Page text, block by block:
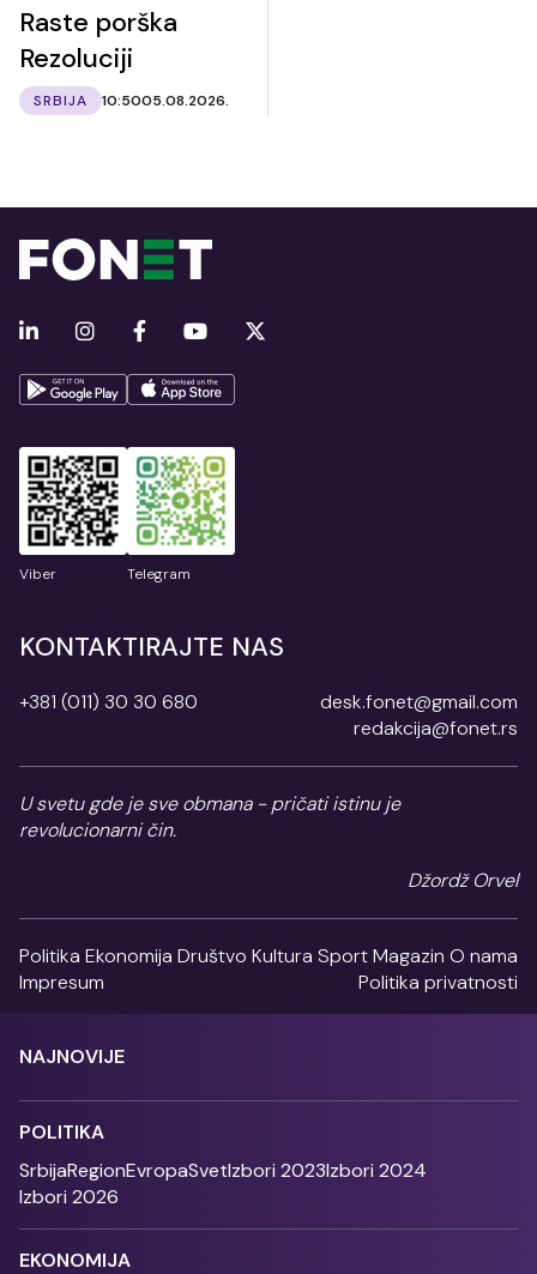
Raste porška
Rezoluciji
SRBIJA 10:5005.08.2026.
Viber Telegram
KONTAKTIRAJTE NAS
+381 (011) 30 30 680
desk.fonet@gmail.com
redakcija@fonet.rs
U svetu gde je sve obmana - pričati istinu je
revolucionarni čin.
Džordž Orvel
Politika Ekonomija Društvo Kultura SportMagazin O nama
Impresum
Politika privatnosti
NAJNOVIJE
POLITIKA
SrbijaRegionEvropaSvetIzbori 2023Izbori 2024
Izbori 2026
EKONOMIJA